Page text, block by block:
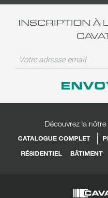
INSCRIPTION À
Découvrez la
CATALOGUE COMPLET
RÉSIDENTIEL
BÂTIMENT